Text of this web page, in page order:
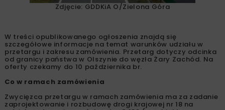
Zdjęcie: GDDKiA O/Zielona Góra
W treści opublikowanego ogłoszenia znajdą się
szczegółowe informacje na temat warunków udziału w
przetargu i zakresu zamówienia. Przetarg dotyczy odcinka
od granicy państwa w Olszynie do węzła Żary Zachód. Na
oferty czekamy do 10 października br.
Co w ramach zamówienia
Zwycięzca przetargu w ramach zamówienia ma za zadanie
zaprojektowanie i rozbudowę drogi krajowej nr 18 na